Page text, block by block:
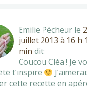
Emilie Pécheur le
juillet 2013 à 16 h
min dit:
Coucou Cléa ! Je
t’inspire
cette recette en